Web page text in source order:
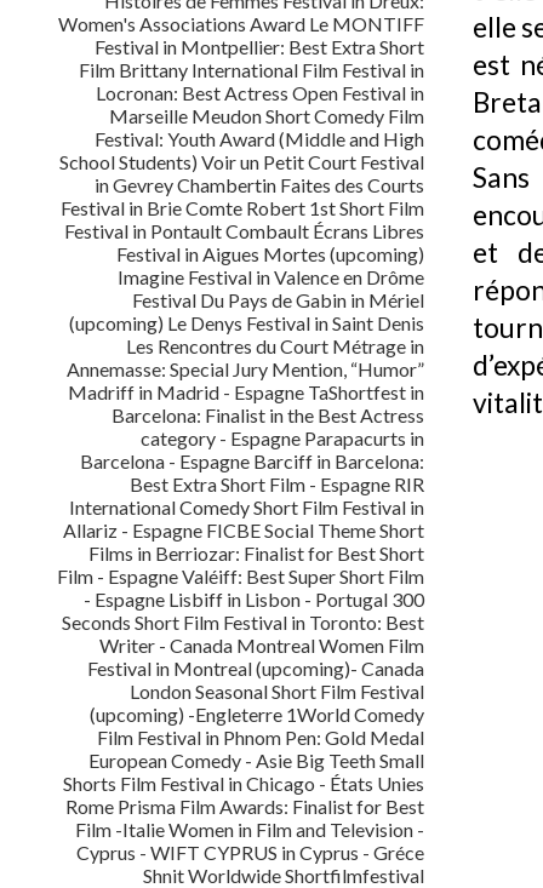
Women's Associations Award Le MONTIFF
Festival in Montpellier: Best Extra Short
Film Brittany International Film Festival in
Locronan: Best Actress Open Festival in
Marseille Meudon Short Comedy Film
Festival: Youth Award (Middle and High
School Students) Voir un Petit Court Festival
in Gevrey Chambertin Faites des Courts
Festival in Brie Comte Robert 1st Short Film
Festival in Pontault Combault Écrans Libres
Festival in Aigues Mortes (upcoming)
Imagine Festival in Valence en Drôme
Festival Du Pays de Gabin in Mériel
(upcoming) Le Denys Festival in Saint Denis
Les Rencontres du Court Métrage in
Annemasse: Special Jury Mention, “Humor”
Madriff in Madrid - Espagne TaShortfest in
Barcelona: Finalist in the Best Actress
category - Espagne Parapacurts in
Barcelona - Espagne Barciff in Barcelona:
Best Extra Short Film - Espagne RIR
International Comedy Short Film Festival in
Allariz - Espagne FICBE Social Theme Short
Films in Berriozar: Finalist for Best Short
Film - Espagne Valéiff: Best Super Short Film
- Espagne Lisbiff in Lisbon - Portugal 300
Seconds Short Film Festival in Toronto: Best
Writer - Canada Montreal Women Film
Festival in Montreal (upcoming)- Canada
London Seasonal Short Film Festival
(upcoming) -Engleterre 1World Comedy
Film Festival in Phnom Pen: Gold Medal
European Comedy - Asie Big Teeth Small
Shorts Film Festival in Chicago - États Unies
Rome Prisma Film Awards: Finalist for Best
Film -Italie Women in Film and Television -
Cyprus - WIFT CYPRUS in Cyprus - Gréce
Shnit Worldwide Shortfilmfestival
elle
est
et